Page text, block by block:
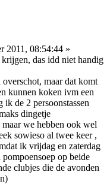
2011, 08:54:44 »
das idd niet handig
maar dat komt
kunnen koken ivm een
de 2 persoonstassen
dingetje
we hebben ook wel
sowieso al twee keer ,
ik vrijdag en zaterdag
op beide
clubjes die de avonden